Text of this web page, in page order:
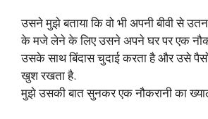
उसने मुझे बताया कि वो भी अपनी बीवी से
के मजे लेने के लिए उसने अपने घर पर एक
उसके साथ बिंदास चुदाई करता है और उसे
खुश रखता है.
मुझे उसकी बात सुनकर एक नौकरानी का